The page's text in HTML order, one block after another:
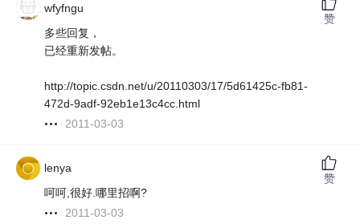
wfyfngu
多些回复，
已经重新发帖。
http://topic.csdn.net/u/20110303/17/5d61425c-fb81-
472d-9adf-92eb1e13c4cc.html
2011-03-03
赞
lenya
呵呵,很好.哪里招啊?
2011-03-03
赞